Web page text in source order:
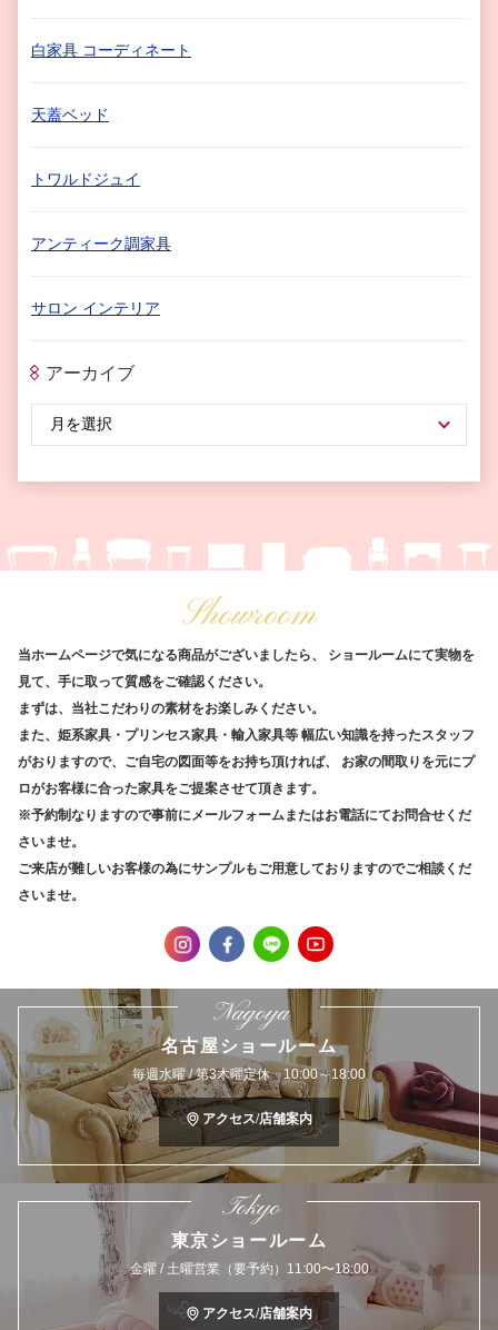
白家具 コーディネート
天蓋ベッド
トワルドジュイ
アンティーク調家具
サロン インテリア
アーカイブ
Showroom
当ホームページで気になる商品がございましたら、
ショールームにて実物を
見て、手に取って質感をご確認ください。
まずは、当社こだわりの素材をお楽しみください。
また、姫系家具・プリンセス家具・輸入家具等 幅広い知識を持ったスタッフ
がおりますので、ご自宅の図面等をお持ち頂ければ、
お家の間取りを元にプ
ロがお客様に合った家具をご提案させて頂きます。
※予約制なりますので事前にメールフォームまたはお電話にてお問合せくだ
さいませ。
ご来店が難しいお客様の為にサンプルもご用意しておりますのでご相談くだ
さいませ。
Nagoya
名古屋ショールーム
毎週水曜 / 第3木曜定休 10:00～18:00
アクセス/店舗案内
Tokyo
東京ショールーム
金曜 / 土曜営業（要予約）11:00〜18:00
アクセス/店舗案内